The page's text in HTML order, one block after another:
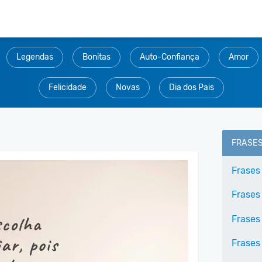
Legendas Bonitas Auto-Confiança Amor
Felicidade Novas Dia dos Pais